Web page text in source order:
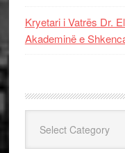
Kryetari i Vatrës Dr.
Akademinë e